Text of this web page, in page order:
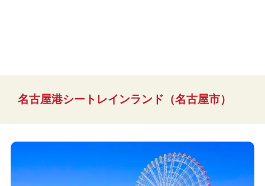
名古屋港シートレインランド（名古屋市）